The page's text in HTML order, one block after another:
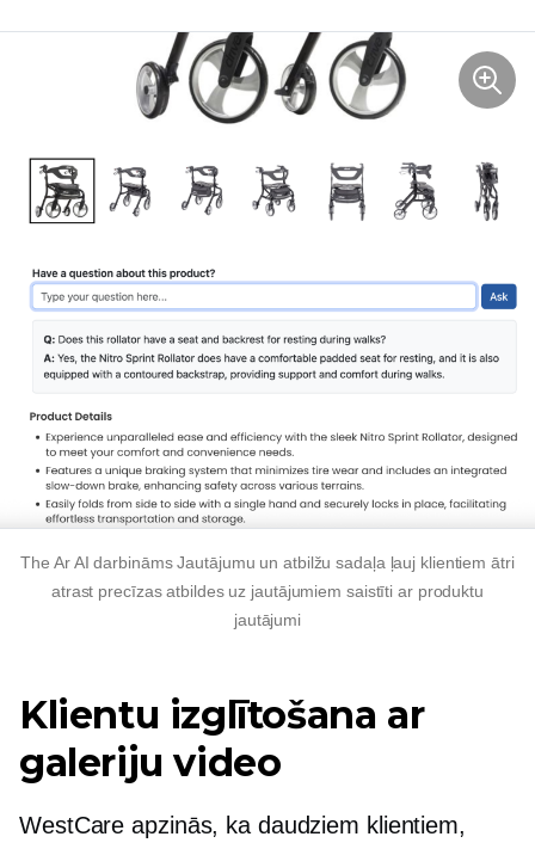
The Ar AI darbināmsJautājumu un atbilžu sadaļa ļauj klientiem ātri
atrast precīzas atbildes uz jautājumiem saistīti ar produktu
jautājumi
Klientu izglītošana ar
galeriju video
WestCare apzinās, ka daudziem klientiem,